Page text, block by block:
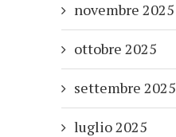
novembre 2025
ottobre 2025
settembre 2025
luglio 2025